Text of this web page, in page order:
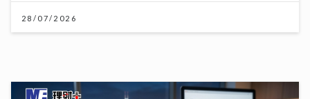
市銷率，幫你計平貴